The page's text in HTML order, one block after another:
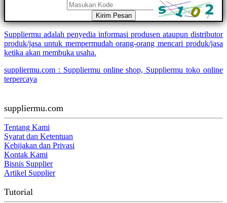
Kirim Pesan
Suppliermu adalah penyedia informasi produsen ataupun distributor
produk/jasa untuk mempermudah orang-orang mencari produk/jasa
ketika akan membuka usaha.
suppliermu.com : Suppliermu online shop, Suppliermu toko online
terpercaya
suppliermu.com
Tentang Kami
Syarat dan Ketentuan
Kebijakan dan Privasi
Kontak Kami
Bisnis Supplier
Artikel Supplier
Tutorial